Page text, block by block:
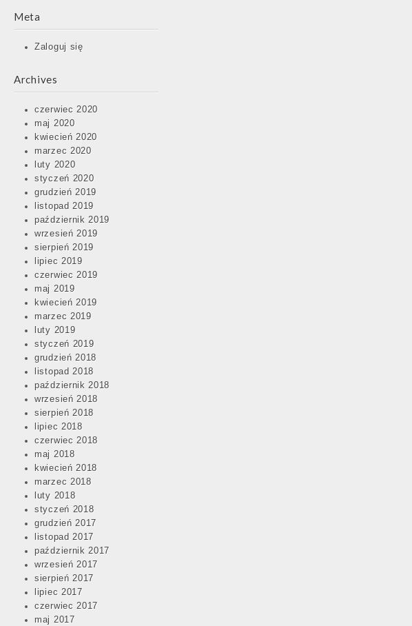
Meta
Zaloguj się
Archives
czerwiec 2020
maj 2020
kwiecień 2020
marzec 2020
luty 2020
styczeń 2020
grudzień 2019
listopad 2019
październik 2019
wrzesień 2019
sierpień 2019
lipiec 2019
czerwiec 2019
maj 2019
kwiecień 2019
marzec 2019
luty 2019
styczeń 2019
grudzień 2018
listopad 2018
październik 2018
wrzesień 2018
sierpień 2018
lipiec 2018
czerwiec 2018
maj 2018
kwiecień 2018
marzec 2018
luty 2018
styczeń 2018
grudzień 2017
listopad 2017
październik 2017
wrzesień 2017
sierpień 2017
lipiec 2017
czerwiec 2017
maj 2017